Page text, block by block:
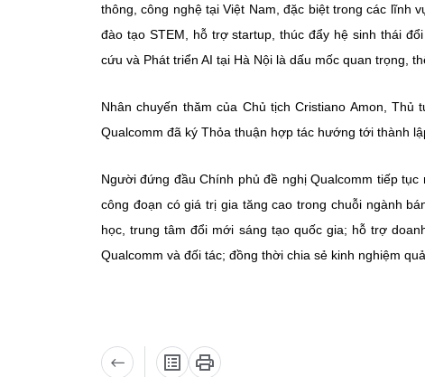
thông, công nghệ tại Việt Nam, đặc biệt trong các lĩnh
đào tạo STEM, hỗ trợ startup, thúc đẩy hệ sinh thái
cứu và Phát triển AI tại Hà Nội là dấu mốc quan trọng,
Nhân chuyến thăm của Chủ tịch Cristiano Amon,
Qualcomm đã ký Thỏa thuận hợp tác hướng tới thành
Người đứng đầu Chính phủ đề nghị Qualcomm tiếp
công đoạn có giá trị gia tăng cao trong chuỗi ngành
học, trung tâm đổi mới sáng tạo quốc gia; hỗ trợ
Qualcomm và đối tác; đồng thời chia sẻ kinh nghiệm